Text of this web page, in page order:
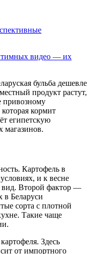
видео — их
бульба дешевле
продукт растут,
привозному
кормит
египетскую
магазинов.
Картофель в
и к весне
вид. Второй фактор —
в Беларуси
сорта с плотной
Такие чаще
Здесь
от импортного